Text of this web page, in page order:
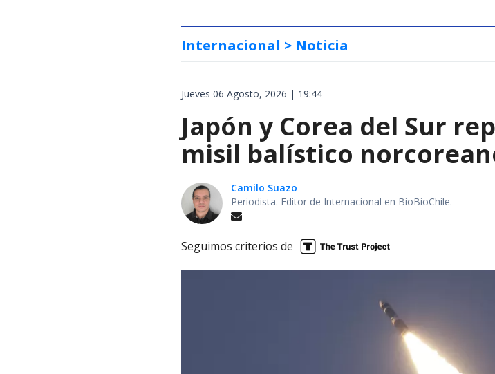
Internacional > Noticia
Jueves 06 Agosto, 2026 | 19:44
Japón y Corea del Sur
misil balístico
Camilo Suazo
Periodista. Editor de Internacional en BioBioChile.
Seguimos criterios de